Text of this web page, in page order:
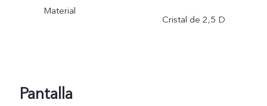
Material
Cristal de 2,5 D
Pantalla